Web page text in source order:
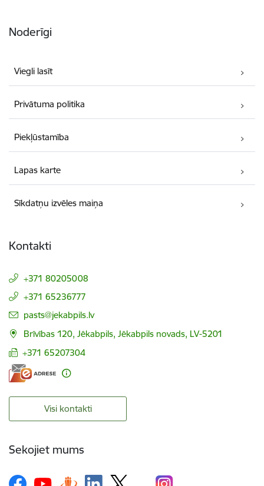
Noderīgi
Viegli lasīt
Privātuma politika
Piekļūstamība
Lapas karte
Sīkdatņu izvēles maiņa
Kontakti
+371 80205008
+371 65236777
E-pasts:
pasts@jekabpils.lv
Brīvības 120, Jēkabpils, Jēkabpils novads, LV-5201
+371 65207304
Visi kontakti
Sekojiet mums